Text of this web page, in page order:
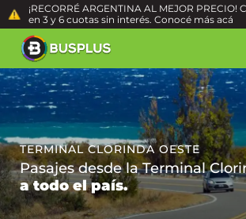
¡RECORRÉ ARGENTINA AL MEJOR PRECIO!
en 3 y 6 cuotas sin interés. Conocé más acá
TERMINAL CLORINDA OESTE
Pasajes desde la Terminal
a todo el país.